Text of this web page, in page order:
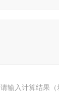
请输入计算结果